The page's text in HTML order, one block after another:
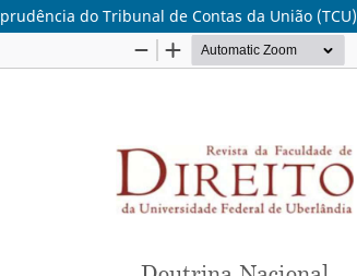
do Tribunal de Contas da União (TCU)